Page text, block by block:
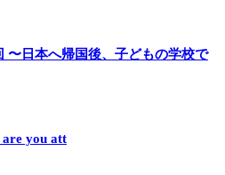
日本へ帰国後、子どもの学校で
are you att